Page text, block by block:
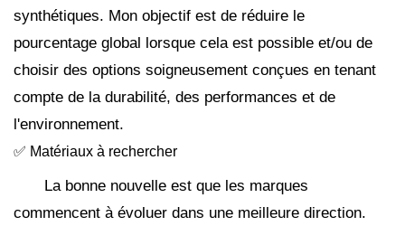
synthétiques. Mon objectif est de réduire le
pourcentage global lorsque cela est possible et/ou de
choisir des options soigneusement conçues en tenant
compte de la durabilité, des performances et de
l'environnement.
✅ Matériaux à rechercher
La bonne nouvelle est que les marques
commencent à évoluer dans une meilleure direction.